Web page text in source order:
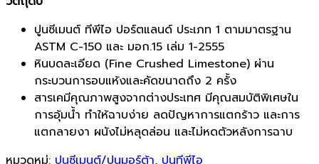
ปูนซีเมนต์ ทีพีไอ ปอร์ตแลนด์ ประเภท 1 ตามมาตรฐาน
ASTM C-150 และ มอก.15 เล่ม 1-2555
หินบดละเอียด (Fine Crushed Limestone) ผ่าน
กระบวนการอบแห้งและคัดขนาดถึง 2 ครั้ง
สารเคมีคุณภาพสูงจากต่างประเทศ มีคุณสมบัติพิเศษใน
การอุ้มน้ำ ทำให้ฉาบง่าย ลดปัญหาการแตกร้าว และการ
แตกลายงา ผนังไม่หลุดล่อน และไม่หดตัวหลังการฉาบ
หมวดหมู่: ปูนซีเมนต์/ปูนมอร์ต้า, ปูนทีพีไอ